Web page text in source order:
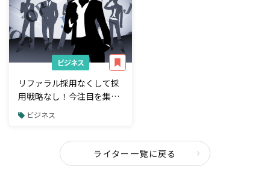
ビジネス
リファラル採用なくして採
用戦略なし！今注目を集め
る採用手法を紐解く
ビジネス
ライター一覧に戻る